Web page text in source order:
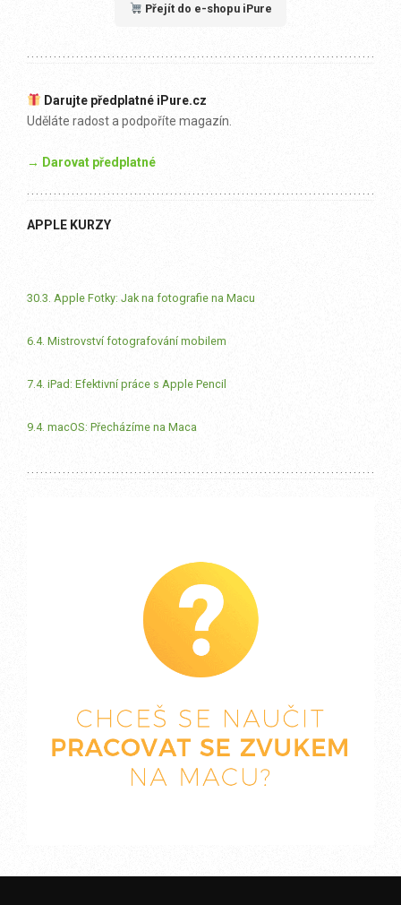
Přejít do e-shopu iPure
Darujte předplatné iPure.cz
Uděláte radost a podpoříte magazín.
→ Darovat předplatné
APPLE KURZY
30.3. Apple Fotky: Jak na fotografie na Macu
6.4. Mistrovství fotografování mobilem
7.4. iPad: Efektivní práce s Apple Pencil
9.4. macOS: Přecházíme na Maca